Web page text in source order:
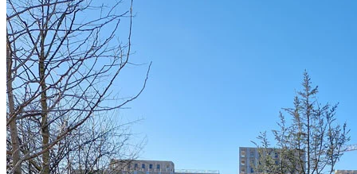
Stibro, Sorø
Glumsø og Lundby Stationer
Broservice
Vedligeholdelsesvogne
Kabelinspektionsvogn,
Vejdirektoratet